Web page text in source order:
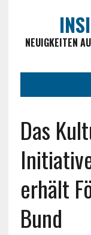
NEUIGKEITEN
Das
erhält
Bund